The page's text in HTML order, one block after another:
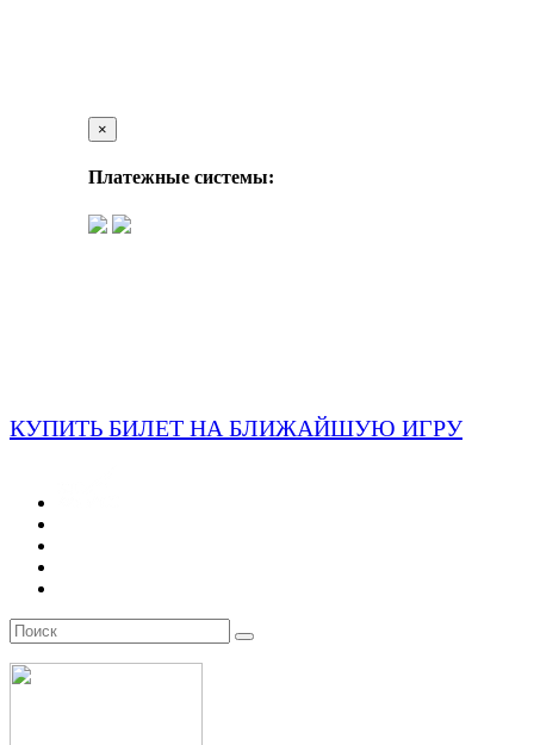
×
Платежные системы:
КУПИТЬ БИЛЕТ НА БЛИЖАЙШУЮ ИГРУ